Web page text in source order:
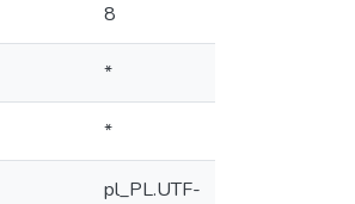
8
*
*
pl_PL.UTF-